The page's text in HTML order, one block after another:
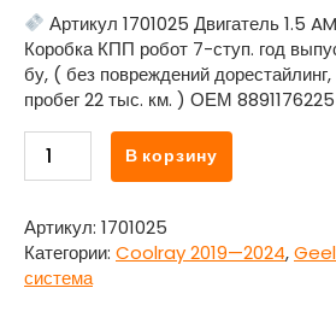
Артикул 1701025 Двигатель 1.5
Коробка КПП робот 7-ступ. год
бу, ( без повреждений
пробег 22 тыс. км. ) ОЕМ 8891176225
Количество
товара
ABS
(насос)
8891176225
для
В корзину
Артикул: 1701025
Категории: Coolray 2019—2024,
система